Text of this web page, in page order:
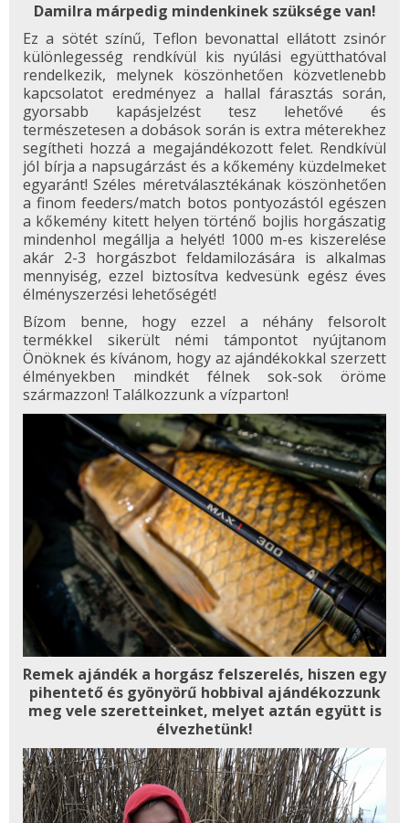
Damilra márpedig mindenkinek szüksége van!
Ez a sötét színű, Teflon bevonattal ellátott zsinór
különlegesség rendkívül kis nyúlási együtthatóval
rendelkezik, melynek köszönhetően közvetlenebb
kapcsolatot eredményez a hallal fárasztás során,
gyorsabb kapásjelzést tesz lehetővé és
természetesen a dobások során is extra méterekhez
segítheti hozzá a megajándékozott felet. Rendkívül
jól bírja a napsugárzást és a kőkemény küzdelmeket
egyaránt! Széles méretválasztékának köszönhetően
a finom feeders/match botos pontyozástól egészen
a kőkemény kitett helyen történő bojlis horgászatig
mindenhol megállja a helyét! 1000 m-es kiszerelése
akár 2-3 horgászbot feldamilozására is alkalmas
mennyiség, ezzel biztosítva kedvesünk egész éves
élményszerzési lehetőségét!
Bízom benne, hogy ezzel a néhány felsorolt
termékkel sikerült némi támpontot nyújtanom
Önöknek és kívánom, hogy az ajándékokkal szerzett
élményekben mindkét félnek sok-sok öröme
származzon! Találkozzunk a vízparton!
Remek ajándék a horgász felszerelés, hiszen egy
pihentető és gyönyörű hobbival ajándékozzunk
meg vele szeretteinket, melyet aztán együtt is
élvezhetünk!